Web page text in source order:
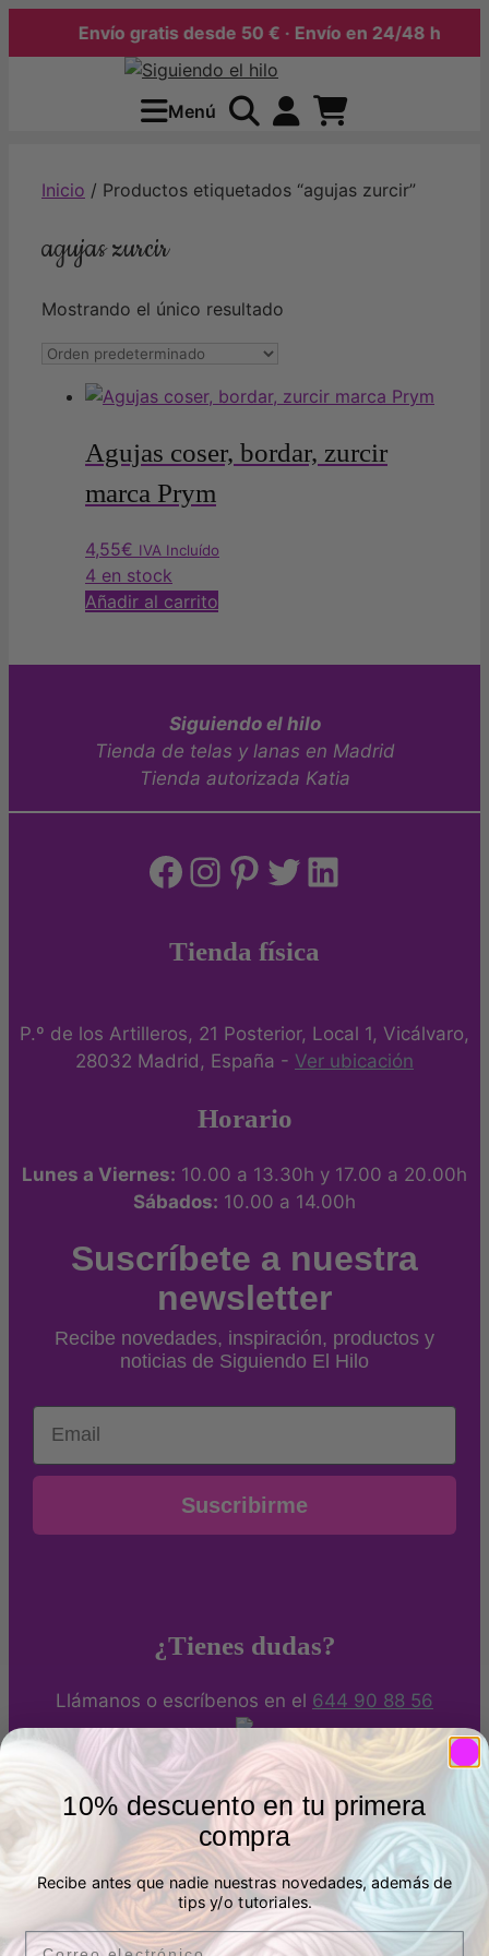
Envío gratis desde 50 € · Envío en 24/48 h
Menú
Inicio / Productos etiquetados “agujas zurcir”
agujas zurcir
Mostrando el único resultado
Agujas coser, bordar, zurcir
marca Prym
4,55€ IVA Incluído
4 en stock
Añadir al carrito
Siguiendo el hilo
Tienda de telas y lanas en Madrid
Tienda autorizada Katia
Facebook
Instagram
Pinterest
Twitter
LinkedIn
Tienda física
P.º de los Artilleros, 21 Posterior, Local 1, Vicálvaro,
28032 Madrid, España - Ver ubicación
Horario
Lunes a Viernes: 10.00 a 13.30h y 17.00 a 20.00h
Sábados: 10.00 a 14.00h
Suscríbete a nuestra
newsletter
Recibe novedades, inspiración, productos y
noticias de Siguiendo El Hilo
Email
Suscribirme
¿Tienes dudas?
Llámanos o escríbenos en el 644 90 88 56
Métodos de pago
Puedes pagar de forma segura con Tarjeta bancaria,
Bizum o Paypal. También por transferencia.
10% descuento en tu primera
compra
Recibe antes que nadie nuestras novedades, además de
tips y/o tutoriales.
Email